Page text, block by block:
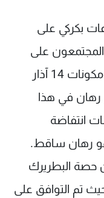
بكركي على
المجتمعون على
نقطة أساسية مفادها أن ما يجمع مكونات 14 آذار
رهان في هذا
انتفاضة
هو رهان ساقط.
حصة البطريرك
تم التوافق على